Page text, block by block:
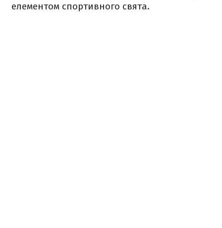
елементом спортивного свята.